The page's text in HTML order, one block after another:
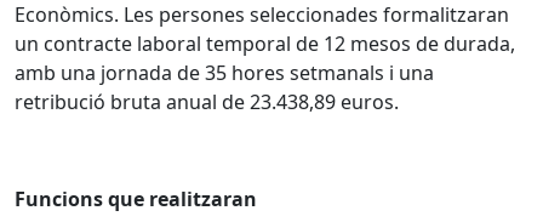
Econòmics. Les persones seleccionades formalitzaran
un contracte laboral temporal de 12 mesos de durada,
amb una jornada de 35 hores setmanals i una
retribució bruta anual de 23.438,89 euros.
Funcions que realitzaran